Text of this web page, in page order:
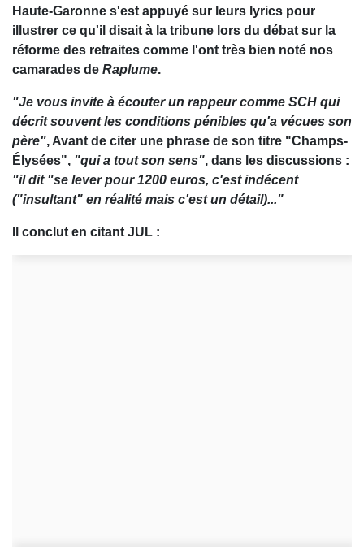
Haute-Garonne s'est appuyé sur leurs lyrics pour
illustrer ce qu'il disait à la tribune lors du débat sur la
réforme des retraites comme l'ont très bien noté nos
camarades de Raplume.
"Je vous invite à écouter un rappeur comme SCH qui
décrit souvent les conditions pénibles qu'a vécues son
père", Avant de citer une phrase de son titre "Champs-
Élysées", "qui a tout son sens", dans les discussions :
"il dit "se lever pour 1200 euros, c'est indécent
("insultant" en réalité mais c'est un détail)..."
Il conclut en citant JUL :